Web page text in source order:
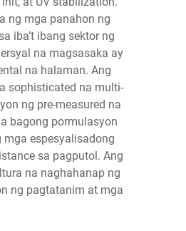
ng mga panahon ng
iba’t ibang sektor ng
na magsasaka ay
na halaman. Ang
sophisticated na multi-
ng pre-measured na
bagong pormulasyon
espesyalisadong
sa pagputol. Ang
na naghahanap ng
ng pagtatanim at mga